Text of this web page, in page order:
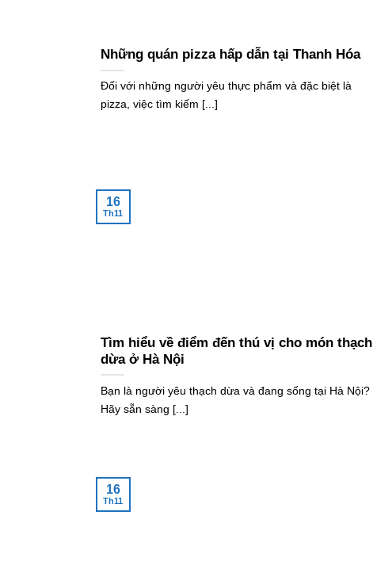
Những quán pizza hấp dẫn tại Thanh Hóa
Đối với những người yêu thực phẩm và đặc biệt là
pizza, việc tìm kiếm [...]
Tìm hiểu về điểm đến thú vị cho món thạch
dừa ở Hà Nội
Bạn là người yêu thạch dừa và đang sống tại Hà Nội?
Hãy sẵn sàng [...]
16
Th11
16
Th11